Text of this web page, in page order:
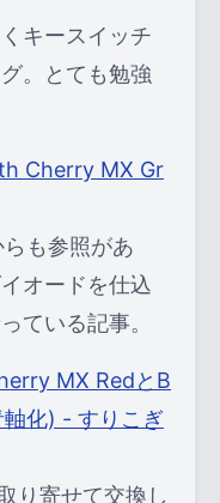
キースイッチ
。とても勉強
Cherry MX Gr
らも参照があ
オードを仕込
ている記事。
MX RedとB
化) - すりこぎ
り寄せて交換し